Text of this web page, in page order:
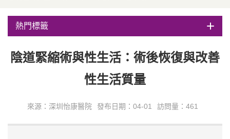
熱門標籤
陰道緊縮術與性生活：術後恢復與改善
性生活質量
來源：深圳怡康醫院 發布日期：04-01 訪問量：461